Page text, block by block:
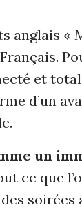
anglais «
et
d’un
un
ce que
soirées